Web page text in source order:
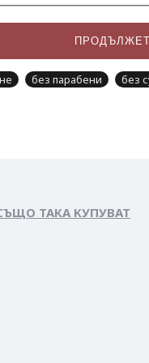
без парабени без
ТАКА КУПУВАТ